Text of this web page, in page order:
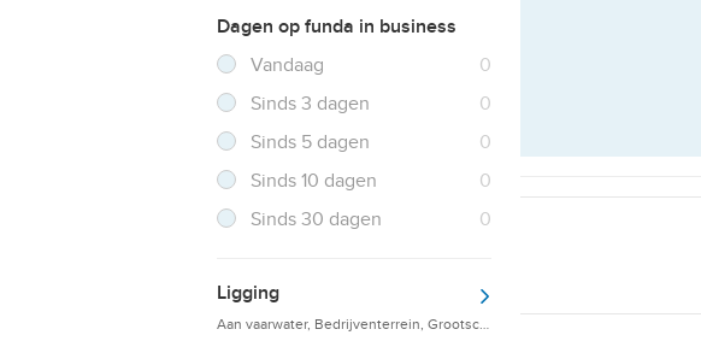
Dagen op funda in business
Filter verwijderen
Vandaag 0
Sinds 3 dagen
0
Sinds 5 dagen
0
Sinds 10 dagen
0
Sinds 30 dagen
0
Ligging
Aan vaarwater, Bedrijventerrein, Grootschalige detailhandelsvestigingen